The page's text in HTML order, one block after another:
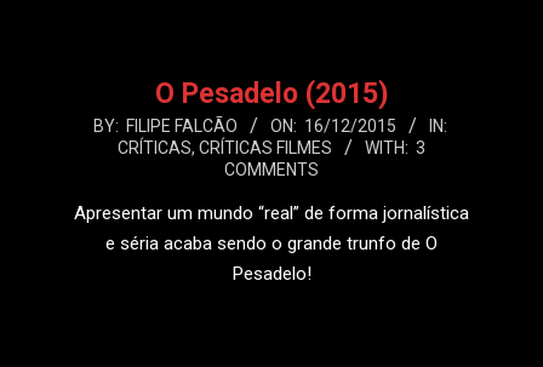
O Pesadelo (2015)
2015-
BY: FILIPE FALCÃO ON: 16/12/2015
IN:
CRÍTICAS, CRÍTICAS FILMES WITH: 3
COMMENTS
Apresentar um mundo “real” de forma jornalística
e séria acaba sendo o grande trunfo de O
Pesadelo!